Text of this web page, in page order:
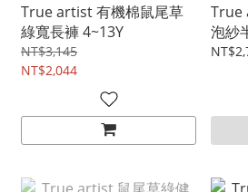
True artist 有機棉鼠尾草
綠寬長褲 4~13Y
NT$3,145
NT$2,044
True
泡紗